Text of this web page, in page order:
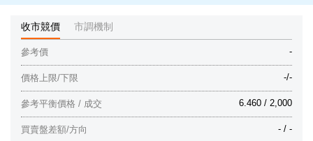
收市競價 市調機制
-
參考價
-/-
價格上限/下限
6.460 / 2,000
參考平衡價格 / 成交
- / -
買賣盤差額/方向